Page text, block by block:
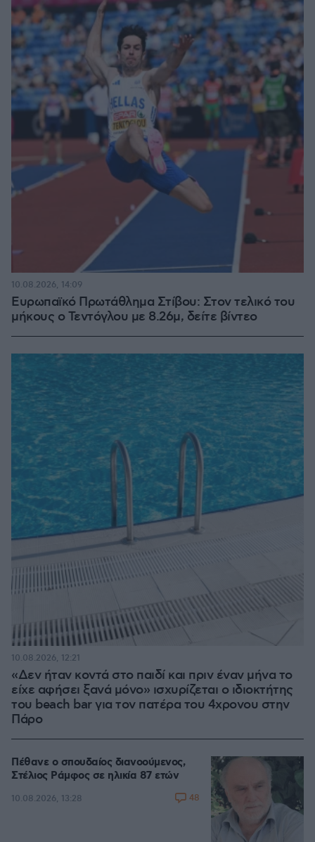
Ευρωπαϊκό Πρωτάθλημα Στίβου: Στον τελικό του
μήκους ο Τεντόγλου με 8.26μ, δείτε βίντεο
10.08.2026, 14:09
«Δεν ήταν κοντά στο παιδί και πριν έναν μήνα το
είχε αφήσει ξανά μόνο» ισχυρίζεται ο ιδιοκτήτης
του beach bar για τον πατέρα του 4χρονου στην
Πάρο
10.08.2026, 12:21
Πέθανε ο σπουδαίος διανοούμενος,
Στέλιος Ράμφος σε ηλικία 87 ετών
10.08.2026, 13:28 48